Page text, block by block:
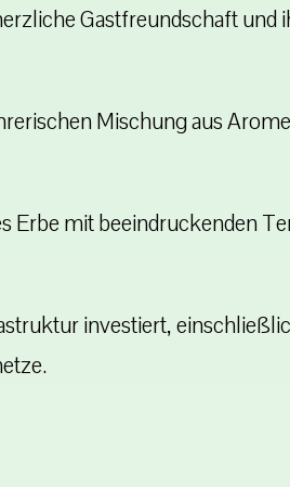
Gastfreundschaft und
Mischung aus
Erbe mit beeindruckenden
investiert,